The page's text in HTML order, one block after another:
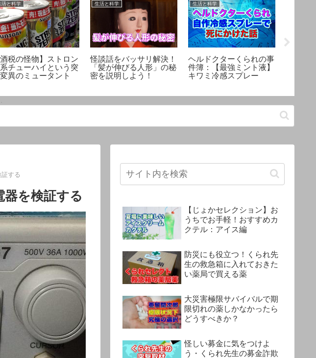
活と科学
酒税の怪物】ストロン
チューハイという突
異のミュータント
生活と科学
怪談話をバッサリ解決！
「髪が伸びる人形」の秘
密を説明しよう！
生活と科学
ヘルドクターくられの事
件簿：【最強ミント液】
キワミ冷感スプレー
する
器を検証する
【じょかセレクション】お
うちでお手軽！おすすめカ
クテル：アイス編
防災にも役立つ！くられ先
生の救急箱に入れておきた
い薬局で買える薬
大災害極限サバイバルで期
限切れの薬しかなかったら
どうすべきか？
怪しい募金に気をつけよ
う・くられ先生の募金詐欺